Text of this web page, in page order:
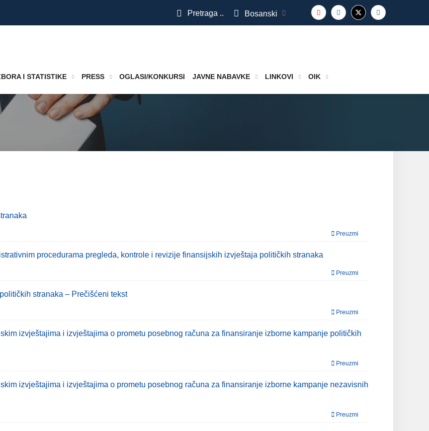
Pretraga .. Bosanski
I STATISTIKE PRESS OGLASI/KONKURSI JAVNE NABAVKE LINKOVI OIK
Preuzmi
procedurama pregleda, kontrole i revizije finansijskih izvještaja političkih stranaka
Preuzmi
stranaka – Prečišćeni tekst
Preuzmi
izvještajima i izvještajima o prometu posebnog računa za finansiranje izborne kampanje političkih
Preuzmi
izvještajima i izvještajima o prometu posebnog računa za finansiranje izborne kampanje nezavisnih
Preuzmi